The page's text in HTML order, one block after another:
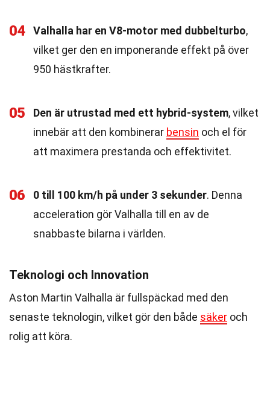
04 Valhalla har en V8-motor med dubbelturbo,
vilket ger den en imponerande effekt på över
950 hästkrafter.
05 Den är utrustad med ett hybrid-system, vilket
innebär att den kombinerar bensin och el för
att maximera prestanda och effektivitet.
06 0 till 100 km/h på under 3 sekunder. Denna
acceleration gör Valhalla till en av de
snabbaste bilarna i världen.
Teknologi och Innovation
Aston Martin Valhalla är fullspäckad med den
senaste teknologin, vilket gör den både säker och
rolig att köra.